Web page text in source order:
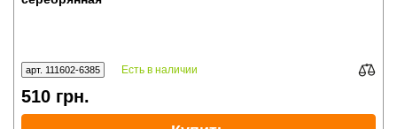
арт. 111602-6385 Есть в наличии
510 грн.